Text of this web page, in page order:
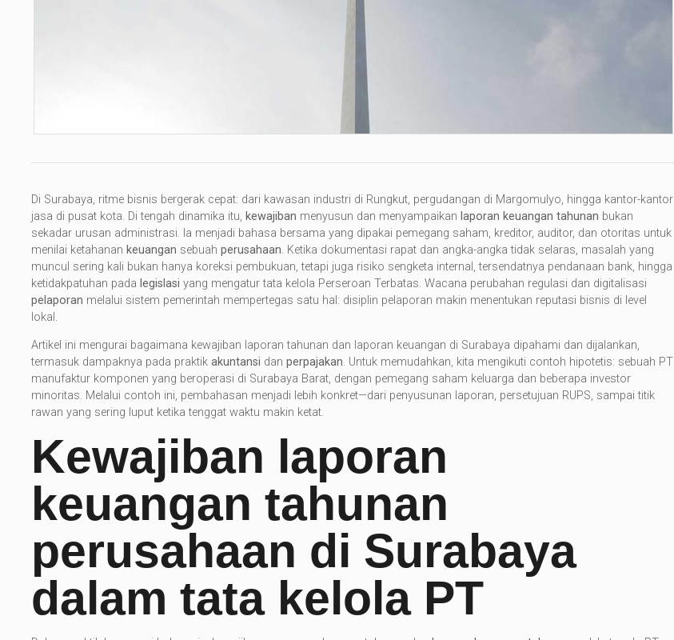
Di Surabaya, ritme bisnis bergerak cepat: dari kawasan industri di Rungkut, pergudangan di Margomulyo, hingga kantor-kantor
jasa di pusat kota. Di tengah dinamika itu, kewajiban menyusun dan menyampaikan laporan keuangan tahunan bukan
sekadar urusan administrasi. Ia menjadi bahasa bersama yang dipakai pemegang saham, kreditor, auditor, dan otoritas untuk
menilai ketahanan keuangan sebuahperusahaan. Ketika dokumentasi rapat dan angka-angka tidak selaras, masalah yang
muncul sering kali bukan hanya koreksi pembukuan, tetapi juga risiko sengketa internal, tersendatnya pendanaan bank, hingga
ketidakpatuhan pada legislasi yang mengatur tata kelola Perseroan Terbatas. Wacana perubahan regulasi dan digitalisasi
pelaporan melalui sistem pemerintah mempertegas satu hal: disiplin pelaporan makin menentukan reputasi bisnis di level
lokal.
Artikel ini mengurai bagaimana kewajiban laporan tahunan dan laporan keuangan di Surabaya dipahami dan dijalankan,
termasuk dampaknya pada praktikakuntansi danperpajakan. Untuk memudahkan, kita mengikuti contoh hipotetis: sebuah PT
manufaktur komponen yang beroperasi di Surabaya Barat, dengan pemegang saham keluarga dan beberapa investor
minoritas. Melalui contoh ini, pembahasan menjadi lebih konkret—dari penyusunan laporan, persetujuan RUPS, sampai titik
rawan yang sering luput ketika tenggat waktu makin ketat.
Kewajiban laporan
keuangan tahunan
perusahaan di Surabaya
dalam tata kelola PT